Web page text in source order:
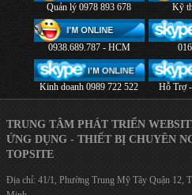
Quản lý 0978 893 678 Kỹ
0938.689.787 - HCM
Kinh doanh 0989 722 522 Hỗ Trợ
TRUNG TÂM PHÁT TRIỂN
ỨNG DỤNG - THIẾT BỊ CHUYÊN
TOPSITE
Địa chỉ: 41/1, Phường Trung Mỹ Tây Quận 12,